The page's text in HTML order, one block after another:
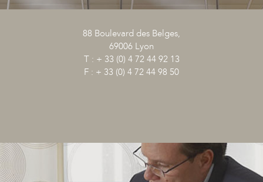
88 Boulevard des Belges,
69006 Lyon
T : + 33 (0) 4 72 44 92 13
F : + 33 (0) 4 72 44 98 50